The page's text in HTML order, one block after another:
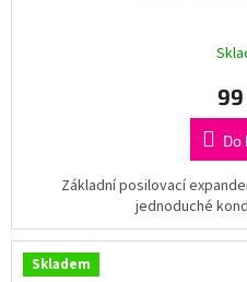
99
Do
Základní posilovací
jednoduché
Skladem